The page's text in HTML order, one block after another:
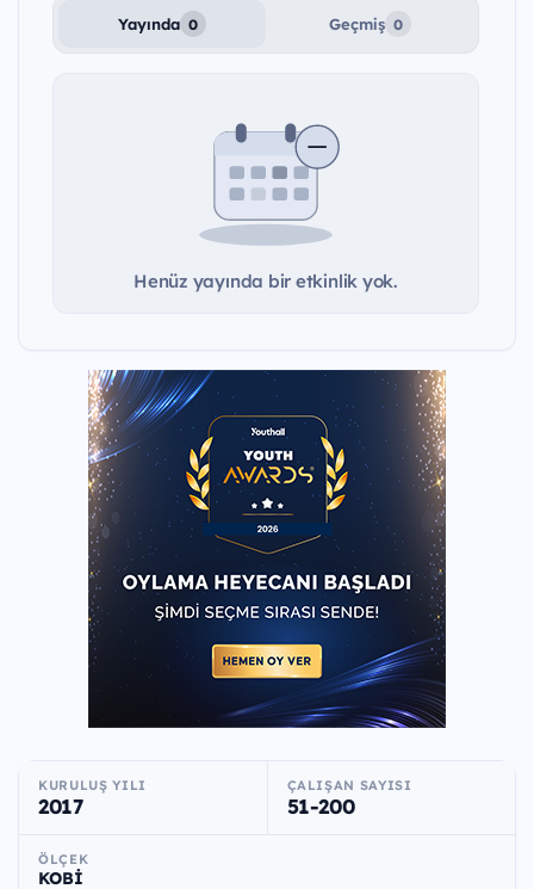
Yayında 0 Geçmiş 0
Henüz yayında bir etkinlik yok.
KURULUŞ YILI
2017
ÇALIŞAN SAYISI
51-200
ÖLÇEK
KOBİ